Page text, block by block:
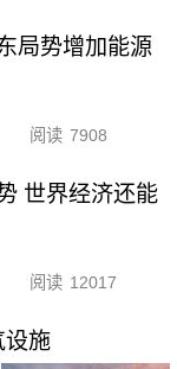
局势增加能源
阅读 7908
世界经济还能
阅读 12017
设施